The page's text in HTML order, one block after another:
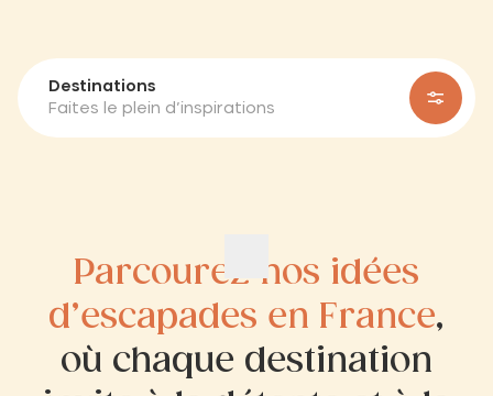
Destinations
Faites le plein d’inspirations
Parcourez nos idées
d’escapades en France,
où chaque destination